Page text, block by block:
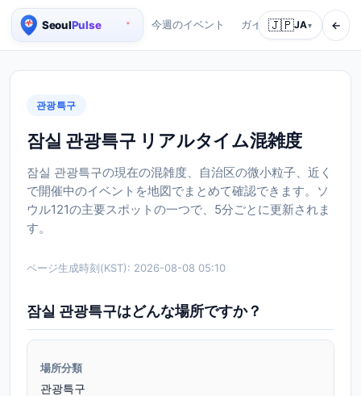
ソウル リアルタイム人口マップ
今週のイベント ガイド 会社紹介
🇯🇵JA▾ ←
관광특구
잠실 관광특구 リアルタイム混雑度
잠실 관광특구の現在の混雑度、自治区の微小粒子、近く
で開催中のイベントを地図でまとめて確認できます。ソ
ウル121の主要スポットの一つで、5分ごとに更新されま
す。
ページ生成時刻(KST): 2026-08-08 05:10
잠실 관광특구はどんな場所ですか？
場所分類
관광특구